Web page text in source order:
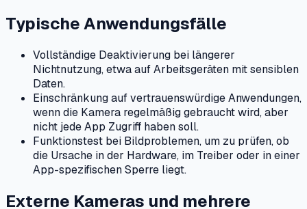
Typische Anwendungsfälle
Vollständige Deaktivierung bei längerer
Nichtnutzung, etwa auf Arbeitsgeräten mit sensiblen
Daten.
Einschränkung auf vertrauenswürdige Anwendungen,
wenn die Kamera regelmäßig gebraucht wird, aber
nicht jede App Zugriff haben soll.
Funktionstest bei Bildproblemen, um zu prüfen, ob
die Ursache in der Hardware, im Treiber oder in einer
App-spezifischen Sperre liegt.
Externe Kameras und mehrere